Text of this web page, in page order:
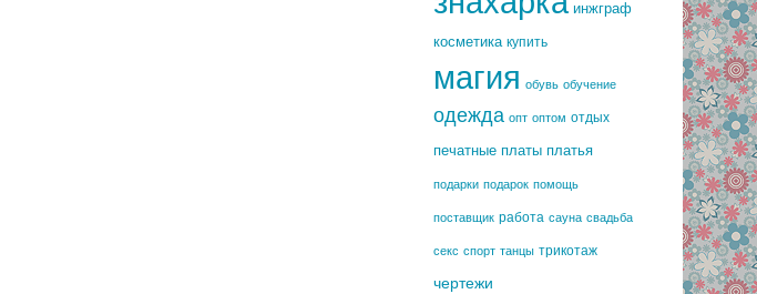
инжграф
косметика купить
магия обувь обучение
одежда опт оптом отдых
печатные платы платья
подарки подарок помощь
поставщик работа сауна свадьба
секс спорт танцы трикотаж
чертежи